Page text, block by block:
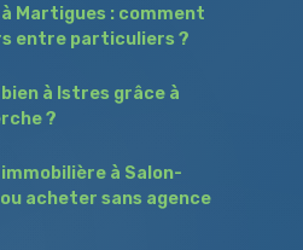
Martigues : comment
entre particuliers ?
à Istres grâce à
?
à Salon-
acheter sans agence